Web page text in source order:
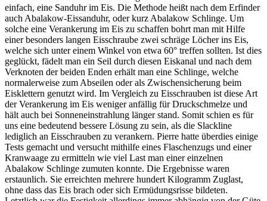
einfach, eine Sanduhr im Eis. Die Methode heißt nach dem Erfinder
auch Abalakow-Eissanduhr, oder kurz Abalakow Schlinge. Um
solche eine Verankerung im Eis zu schaffen bohrt man mit Hilfe
einer besonders langen Eisschraube zwei schräge Löcher ins Eis,
welche sich unter einem Winkel von etwa 60° treffen sollten. Ist dies
geglückt, fädelt man ein Seil durch diesen Eiskanal und nach dem
Verknoten der beiden Enden erhält man eine Schlinge, welche
normalerweise zum Abseilen oder als Zwischensicherung beim
Eisklettern genutzt wird. Im Vergleich zu Eisschrauben ist diese Art
der Verankerung im Eis weniger anfällig für Druckschmelze und
hält auch bei Sonneneinstrahlung länger stand. Somit schien es für
uns eine bedeutend bessere Lösung zu sein, als die Slackline
lediglich an Eisschrauben zu verankern. Pierre hatte überdies einige
Tests gemacht und versucht mithilfe eines Flaschenzugs und einer
Kranwaage zu ermitteln wie viel Last man einer einzelnen
Abalakow Schlinge zumuten konnte. Die Ergebnisse waren
erstaunlich. Sie erreichten mehrere hundert Kilogramm Zuglast,
ohne dass das Eis brach oder sich Ermüdungsrisse bildeten.